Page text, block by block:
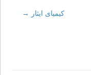
كيمياى ايثار →